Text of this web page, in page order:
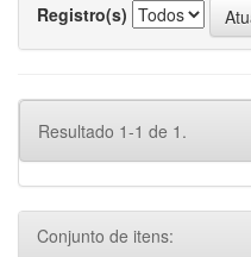
Registro(s)
Resultado 1-1 de 1.
Conjunto de itens: